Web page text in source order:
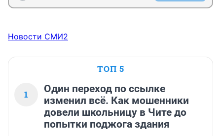
Новости СМИ2
ТОП 5
1
Один переход по ссылке
изменил всё. Как мошенники
довели школьницу в Чите до
попытки поджога здания